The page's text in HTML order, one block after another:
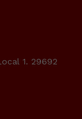
1. 29692